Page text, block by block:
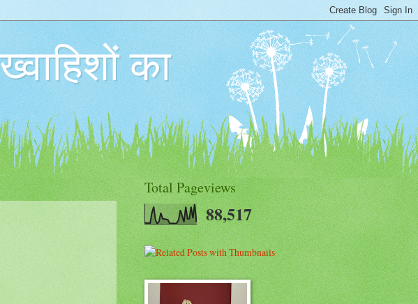
का
Total Pageviews
88,517